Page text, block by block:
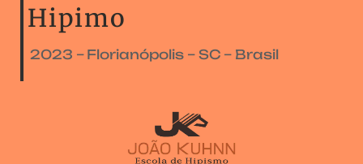
Hipimo
2023 – Florianópolis – SC – Brasil